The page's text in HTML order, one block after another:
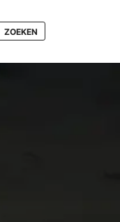
ZOEKEN